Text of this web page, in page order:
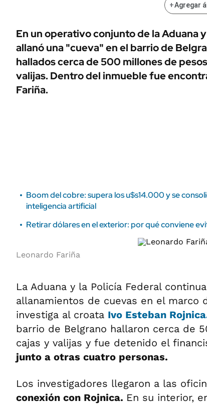
ÁMBITO DEBATE
MEDIAKIT AMBITO DEBATE
POLÍTICA
URUGUAY
+Agregar
En un operativo conjunto de la Aduana
allanó una "cueva" en el barrio de
hallados cerca de 500 millones de
valijas. Dentro del inmueble fue
Fariña.
Boom del cobre: supera los u$s14.000 y se
inteligencia artificial
Retirar dólares en el exterior: por qué conviene
Leonardo Fariña
La Aduana y la Policía Federal
allanamientos de cuevas en el marco
investiga al croata Ivo Esteban
barrio de Belgrano hallaron cerca de
cajas y valijas y fue detenido el
junto a otras cuatro personas.
Los investigadores llegaron a las
conexión con Rojnica. En su interior,